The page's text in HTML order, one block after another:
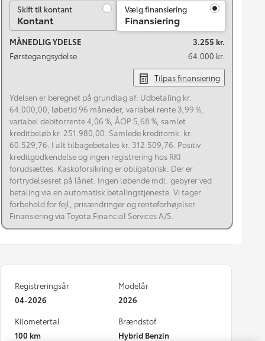
Skift til kontant
Skift til kontant
Kontant
Vælg finansiering
Finansiering
MÅNEDLIG YDELSE
3.255 kr.
Førstegangsydelse
64.000 kr.
Tilpas finansiering
Ydelsen er beregnet på grundlag af: Udbetaling kr.
64.000,00, løbetid 96 måneder, variabel rente 3,99 %,
variabel debitorrente 4,06 %, ÅOP 5,68 %, samlet
kreditbeløb kr. 251.980,00. Samlede kreditomk. kr.
60.529,76. I alt tilbagebetales kr. 312.509,76. Positiv
kreditgodkendelse og ingen registrering hos RKI
forudsættes. Kaskoforsikring er obligatorisk. Der er
fortrydelsesret på lånet. Ingen løbende mdl. gebyrer ved
betaling via en automatisk betalingstjeneste. Vi tager
forbehold for fejl, prisændringer og renteforhøjelser.
Finansiering via Toyota Financial Services A/S.
Registreringsår
04-2026
Modelår
2026
Kilometertal
100 km
Brændstof
Hybrid Benzin